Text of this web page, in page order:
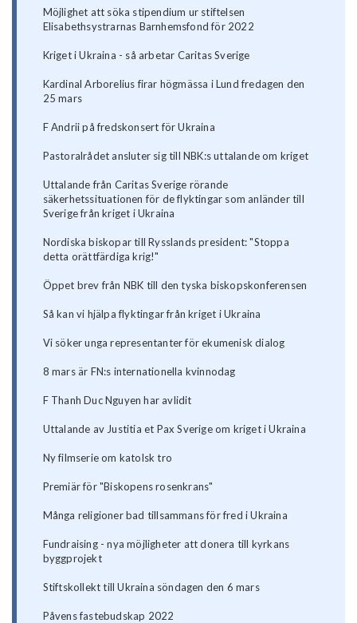
Möjlighet att söka stipendium ur stiftelsen
Elisabethsystrarnas Barnhemsfond för 2022
Kriget i Ukraina - så arbetar Caritas Sverige
Kardinal Arborelius firar högmässa i Lund fredagen den
25 mars
F Andrii på fredskonsert för Ukraina
Pastoralrådet ansluter sig till NBK:s uttalande om kriget
Uttalande från Caritas Sverige rörande
säkerhetssituationen för de flyktingar som anländer till
Sverige från kriget i Ukraina
Nordiska biskopar till Rysslands president: "Stoppa
detta orättfärdiga krig!"
Öppet brev från NBK till den tyska biskopskonferensen
Så kan vi hjälpa flyktingar från kriget i Ukraina
Vi söker unga representanter för ekumenisk dialog
8 mars är FN:s internationella kvinnodag
F Thanh Duc Nguyen har avlidit
Uttalande av Justitia et Pax Sverige om kriget i Ukraina
Ny filmserie om katolsk tro
Premiär för "Biskopens rosenkrans"
Många religioner bad tillsammans för fred i Ukraina
Fundraising - nya möjligheter att donera till kyrkans
byggprojekt
Stiftskollekt till Ukraina söndagen den 6 mars
Påvens fastebudskap 2022